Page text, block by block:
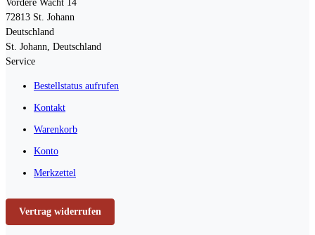
Vordere Wacht 14
72813 St. Johann
Deutschland
St. Johann, Deutschland
Service
Bestellstatus aufrufen
Kontakt
Warenkorb
Konto
Merkzettel
Vertrag widerrufen